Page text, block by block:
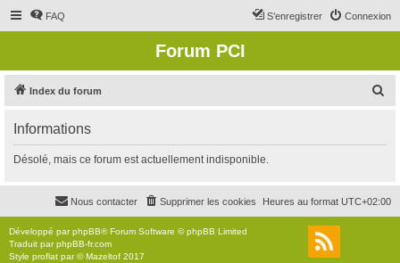
FAQ Connexion
S’enregistrer
Forum PCI
Index du forum
r
c
Informations
Désolé, mais ce forum est actuellement indisponible.
Heures au format UTC+02:00
Supprimer les cookies
Nous contacter
Développé parphpBB® Forum Software © phpBB Limited
Traduit parphpBB-fr.com
Style proflat par ©Mazeltof 2017